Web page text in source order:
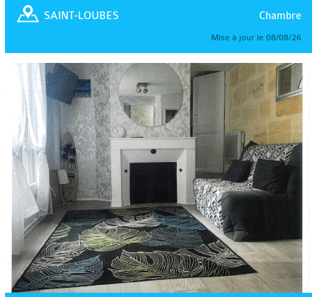
Chambre
SAINT-LOUBES
Mise à jour le 08/08/26